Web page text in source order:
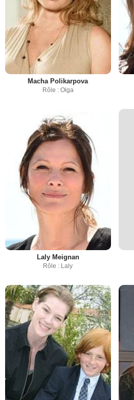
Macha Polikarpova
Rôle : Olga
Laly Meignan
Rôle : Laly